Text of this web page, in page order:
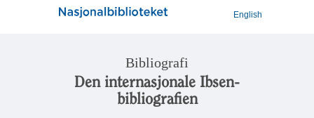
English
Bibliografi
Den internasjonale Ibsen-
bibliografien